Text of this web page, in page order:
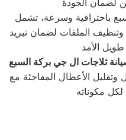
باحترافية وسرعة، تشمل
الملفات لضمان تبريد
ثلاجات ال جي بركة السبع
الأعطال المفاجئة مع